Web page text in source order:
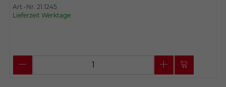
Art.-Nr. 21.1245
Lieferzeit Werktage